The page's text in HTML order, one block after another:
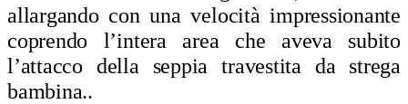
allargando con una velocità impressionante
coprendo l’intera area che aveva subito
l’attacco della seppia travestita da strega
bambina..